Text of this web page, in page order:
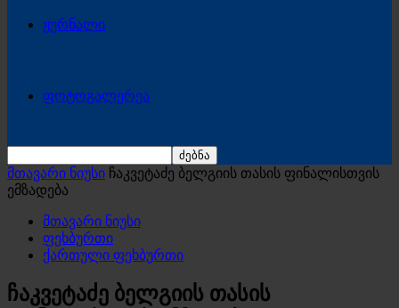
ჟურნალი
ფოტოგალერეა
მთავარი ნიუსი ჩაკვეტაძე ბელგიის თასის ფინალისთვის
ემზადება
მთავარი ნიუსი
ფეხბურთი
ქართული ფეხბურთი
ჩაკვეტაძე ბელგიის თასის